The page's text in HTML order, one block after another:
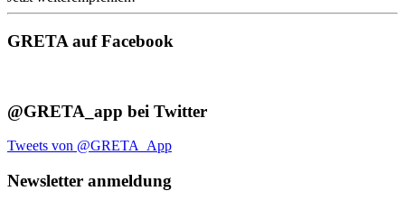
GRETA auf Facebook
@GRETA_app bei Twitter
Tweets von @GRETA_App
Newsletter anmeldung